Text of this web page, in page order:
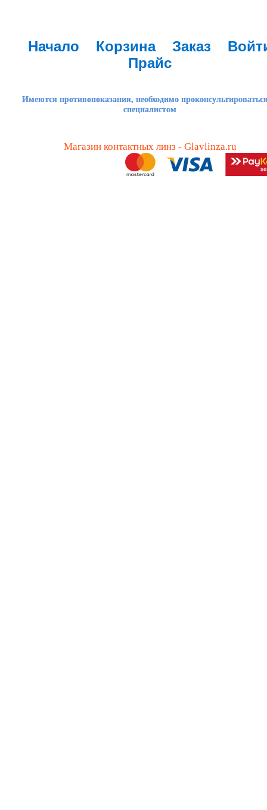
Начало Корзина Заказ
Прайс
Имеются противопоказания, необходимо
специалистом
Магазин контактных линз - Glavlinza.ru